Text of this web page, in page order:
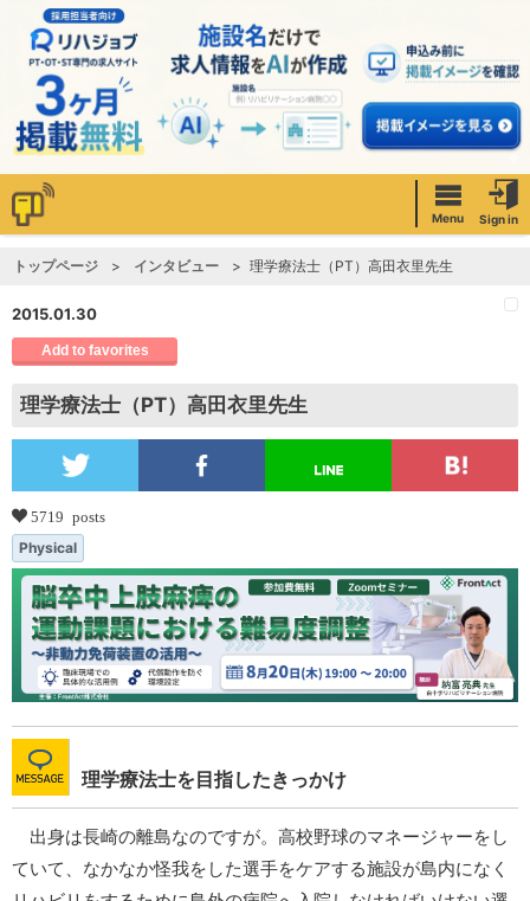
Menu Sign in
トップページ インタビュー 理学療法士（PT）高田衣里先生
2015.01.30
Add to favorites
理学療法士（PT）高田衣里先生
5719 posts
Physical
理学療法士を目指したきっかけ
出身は長崎の離島なのですが。高校野球のマネージャーをし
ていて、なかなか怪我をした選手をケアする施設が島内になく